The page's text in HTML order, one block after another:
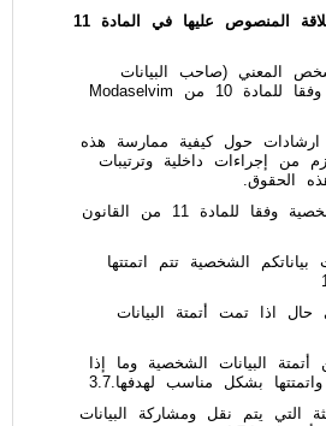
7 حقوق صاحب العلاقة المنصوص عليها في المادة 11
(صاحب البيانات
الشخصية ) بحقوقه وفقا للمادة 10 من Modaselvim
ارشادات حول كيفية ممارسة هذه
من إجراءات داخلية وترتيبات
الحقوق.
أصحاب البيانات الشخصية وفقا للمادة 11 من القانون
الشخصية تتم اتمتتها
اذا تمت أتمتة البيانات
البيانات الشخصية وما إذا
بشكل مناسب لهدفها.3.7
التي يتم نقل ومشاركة البيانات